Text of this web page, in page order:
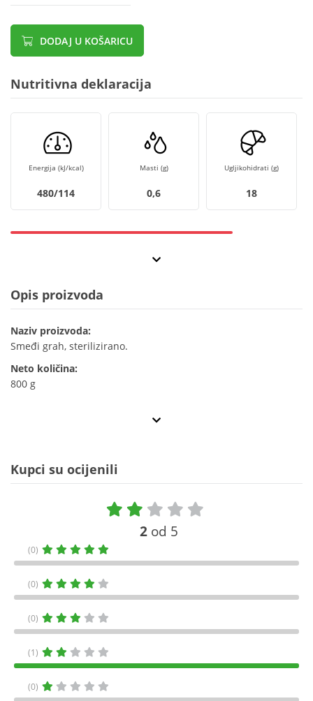
DODAJ U KOŠARICU
Nutritivna deklaracija
Energija (kJ/kcal)
480/114
Masti (g)
0,6
Ugljikohidrati (g)
18
Opis proizvoda
Naziv proizvoda:
Smeđi grah, sterilizirano.
Neto količina:
800 g
Kupci su ocijenili
2 od 5
(0)
(0)
(0)
(1)
(0)